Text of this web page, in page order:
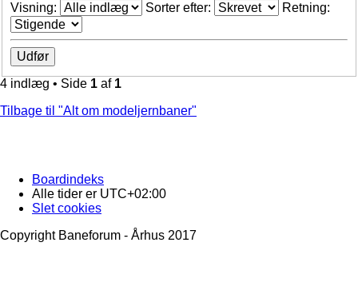
Visning: Sorter efter: Retning:
4 indlæg • Side 1 af 1
Tilbage til "Alt om modeljernbaner"
Boardindeks
Alle tider er UTC+02:00
Slet cookies
Copyright Baneforum - Århus 2017